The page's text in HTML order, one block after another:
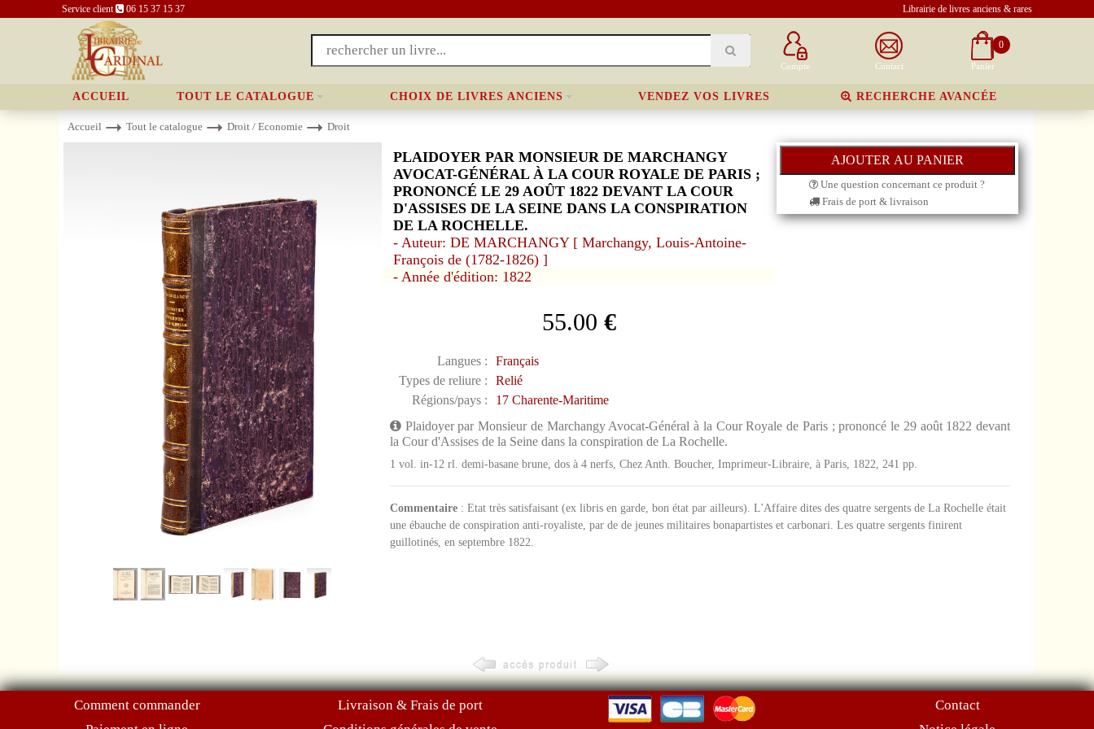
Service client 06 15 37 15 37 Librairie de livres anciens & rares
Compte Contact
0
Panier
ACCUEIL TOUT LE CATALOGUE CHOIX DE LIVRES ANCIENS VENDEZ VOS LIVRES RECHERCHE AVANCÉE
Accueil Tout le catalogue Droit / Economie Droit
PLAIDOYER PAR MONSIEUR DE MARCHANGY
AVOCAT-GÉNÉRAL À LA COUR ROYALE DE PARIS ;
PRONONCÉ LE 29 AOÛT 1822 DEVANT LA COUR
D'ASSISES DE LA SEINE DANS LA CONSPIRATION
DE LA ROCHELLE.
- Auteur: DE MARCHANGY [ Marchangy, Louis-Antoine-
François de (1782-1826) ]
- Année d'édition: 1822
55.00 €
Langues :
Français
Types de reliure :
Relié
Régions/pays :
17 Charente-Maritime
Une question concernant ce produit ?
Frais de port & livraison
Plaidoyer par Monsieur de Marchangy Avocat-Général à la Cour Royale de Paris ; prononcé le 29 août 1822 devant
la Cour d'Assises de la Seine dans la conspiration de La Rochelle.
1 vol. in-12 rl. demi-basane brune, dos à 4 nerfs, Chez Anth. Boucher, Imprimeur-Libraire, à Paris, 1822, 241 pp.
Commentaire: Etat très satisfaisant (ex libris en garde, bon état par ailleurs). L'Affaire dites des quatre sergents de La Rochelle était
une ébauche de conspiration anti-royaliste, par de de jeunes militaires bonapartistes et carbonari. Les quatre sergents finirent
guillotinés, en septembre 1822.
Comment commander
Livraison & Frais de port
Contact